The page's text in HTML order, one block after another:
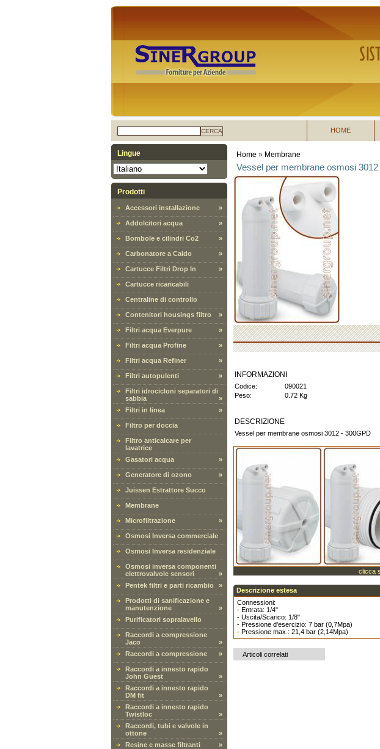
CERCA HOME
Lingue
Prodotti
Accessori installazione »
Addolcitori acqua »
Bombole e cilindri Co2 »
Carbonatore a Caldo »
Cartucce Filtri Drop In »
Cartucce ricaricabili
Centraline di controllo
Contenitori housings filtro »
Filtri acqua Everpure »
Filtri acqua Profine »
Filtri acqua Refiner »
Filtri autopulenti »
Filtri idrocicloni separatori di
sabbia
»
Filtri in linea
»
Filtro per doccia
Filtro anticalcare per
lavatrice
Gasatori acqua
»
Generatore di ozono »
Juissen Estrattore Succo
Membrane
Microfiltrazione »
Osmosi Inversa commerciale
Osmosi Inversa residenziale
Osmosi inversa componenti
elettrovalvole sensori
»
Pentek filtri e parti ricambio
»
Prodotti di sanificazione e
manutenzione
»
Purificatori sopralavello
Raccordi a compressione
Jaco
»
Raccordi a compressione
»
Raccordi a innesto rapido
John Guest
»
Raccordi a innesto rapido
DM fit
»
Raccordi a innesto rapido
Twistloc
»
Raccordi, tubi e valvole in
ottone
»
Resine e masse filtranti
»
Home » Membrane
Vessel per membrane osmosi
INFORMAZIONI
Codice:
090021
Peso:
0.72 Kg
DESCRIZIONE
Vessel per membrane osmosi 3012 - 300GPD
clicca
Descrizione estesa
Connessioni:
- Entrata: 1/4"
- Uscita/Scarico: 1/8"
- Pressione d'esercizio: 7 bar (0,7Mpa)
- Pressione max.: 21,4 bar (2,14Mpa)
Articoli correlati